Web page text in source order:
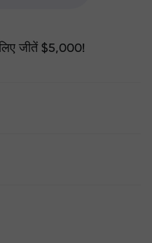
जीतें $5,000!